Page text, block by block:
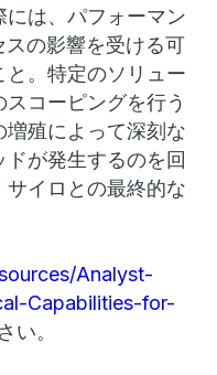
は、パフォーマン
の影響を受ける可
。特定のソリュー
コーピングを行う
増殖によって深刻な
が発生するのを回
イロとの最終的な
Analyst-
Capabilities-for-
い。